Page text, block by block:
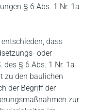
§ 6 Abs. 1 Nr. 1a
dass
oder
§ 6 Abs. 1 Nr. 1a
zu den baulichen
der Begriff der
zur